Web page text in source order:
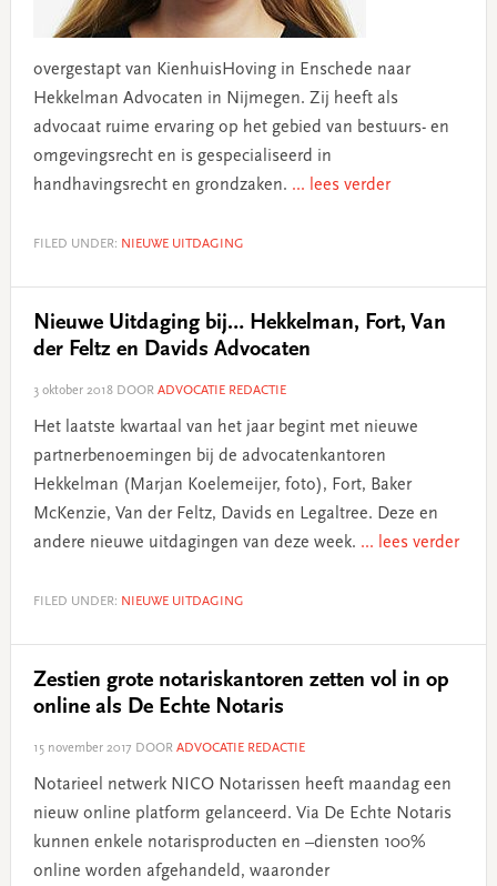
overgestapt van KienhuisHoving in Enschede naar
Hekkelman Advocaten in Nijmegen. Zij heeft als
advocaat ruime ervaring op het gebied van bestuurs- en
omgevingsrecht en is gespecialiseerd in
handhavingsrecht en grondzaken. ... lees verder
FILED UNDER: NIEUWE UITDAGING
Nieuwe Uitdaging bij… Hekkelman, Fort, Van
der Feltz en Davids Advocaten
3 oktober 2018DOOR ADVOCATIE REDACTIE
Het laatste kwartaal van het jaar begint met nieuwe
partnerbenoemingen bij de advocatenkantoren
Hekkelman (Marjan Koelemeijer, foto), Fort, Baker
McKenzie, Van der Feltz, Davids en Legaltree. Deze en
andere nieuwe uitdagingen van deze week. ... lees verder
FILED UNDER: NIEUWE UITDAGING
Zestien grote notariskantoren zetten vol in op
online als De Echte Notaris
15 november 2017 DOOR ADVOCATIE REDACTIE
Notarieel netwerk NICO Notarissen heeft maandag een
nieuw online platform gelanceerd. Via De Echte Notaris
kunnen enkele notarisproducten en –diensten 100%
online worden afgehandeld, waaronder